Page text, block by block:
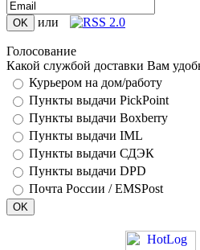
или
Голосование
Какой службой доставки Вам
Курьером на дом/работу
Пункты выдачи PickPoint
Пункты выдачи Boxberry
Пункты выдачи IML
Пункты выдачи СДЭК
Пункты выдачи DPD
Почта России / EMSPost